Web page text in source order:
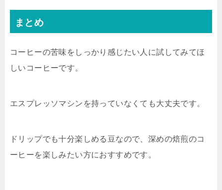
まとめ
コーヒーの苦味をしっかり感じたい人に試してみてほ
しいコーヒーです。
エスプレッソマシンを持っていなくても大丈夫です。
ドリップでも十分楽しめる豆なので、深めの焙煎のコ
ーヒーを楽しみたい方におすすめです。